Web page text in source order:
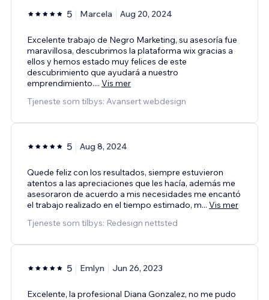
5 Marcela Aug 20, 2024
Excelente trabajo de Negro Marketing, su asesoría fue
maravillosa, descubrimos la plataforma wix gracias a
ellos y hemos estado muy felices de este
descubrimiento que ayudará a nuestro
emprendimiento.... Vis mer
Tjeneste som tilbys: Avansert webdesign
5 Aug 8, 2024
Quede feliz con los resultados, siempre estuvieron
atentos a las apreciaciones que les hacía, además me
asesoraron de acuerdo a mis necesidades me encantó
el trabajo realizado en el tiempo estimado, m... Vis mer
Tjeneste som tilbys: Redesign nettsted
5 Emlyn Jun 26, 2023
Excelente, la profesional Diana Gonzalez, no me pudo